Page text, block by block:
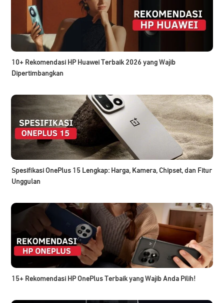
10+ Rekomendasi HP Huawei Terbaik 2026 yang Wajib
Dipertimbangkan
Spesifikasi OnePlus 15 Lengkap: Harga, Kamera, Chipset, dan Fitur
Unggulan
15+ Rekomendasi HP OnePlus Terbaik yang Wajib Anda Pilih!